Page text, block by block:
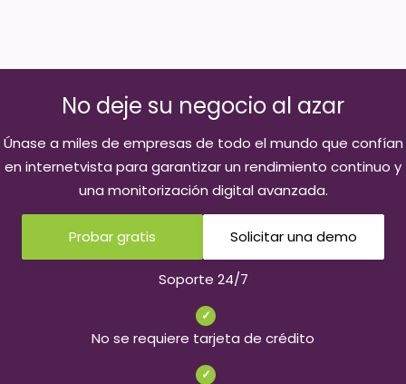
No deje su negocio al azar
Únase a miles de empresas de todo el mundo que confían
en internetvista para garantizar un rendimiento continuo y
una monitorización digital avanzada.
Probar gratis Solicitar una demo
Soporte 24/7
✓
No se requiere tarjeta de crédito
✓